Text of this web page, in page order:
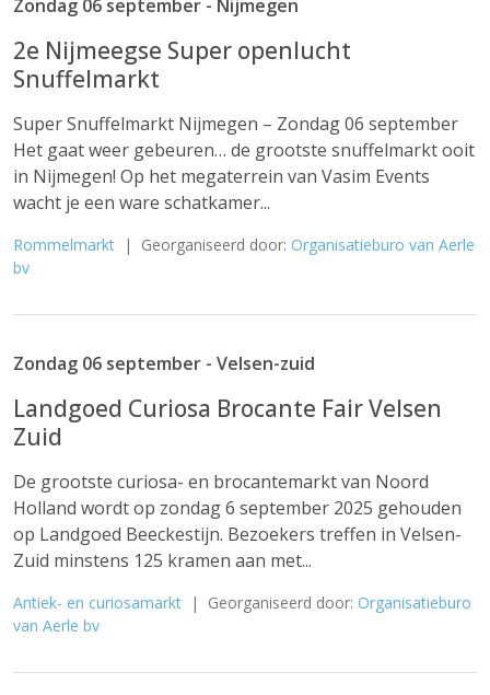
Zondag 06 september - Nijmegen
2e Nijmeegse Super openlucht
Snuffelmarkt
Super Snuffelmarkt Nijmegen – Zondag 06 september
Het gaat weer gebeuren… de grootste snuffelmarkt ooit
in Nijmegen! Op het megaterrein van Vasim Events
wacht je een ware schatkamer...
Rommelmarkt | Georganiseerd door: Organisatieburo van Aerle
bv
Zondag 06 september - Velsen-zuid
Landgoed Curiosa Brocante Fair Velsen
Zuid
De grootste curiosa- en brocantemarkt van Noord
Holland wordt op zondag 6 september 2025 gehouden
op Landgoed Beeckestijn. Bezoekers treffen in Velsen-
Zuid minstens 125 kramen aan met...
Antiek- en curiosamarkt | Georganiseerd door: Organisatieburo
van Aerle bv